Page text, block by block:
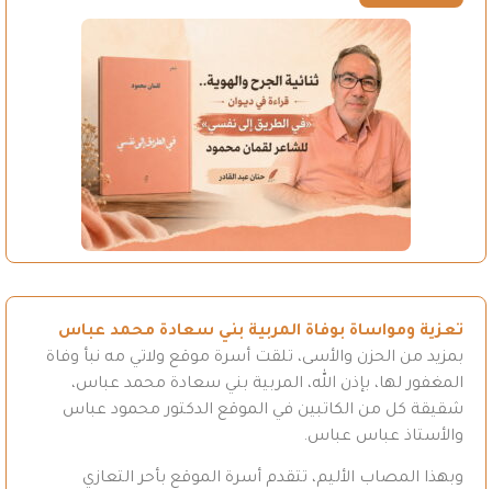
تعزية ومواساة بوفاة المربية بني سعادة محمد عباس
بمزيد من الحزن والأسى، تلقت أسرة موقع ولاتي مه نبأ وفاة
المغفور لها، بإذن الله، المربية بني سعادة محمد عباس،
شقيقة كل من الكاتبين في الموقع الدكتور محمود عباس
والأستاذ عباس عباس.
وبهذا المصاب الأليم، تتقدم أسرة الموقع بأحر التعازي